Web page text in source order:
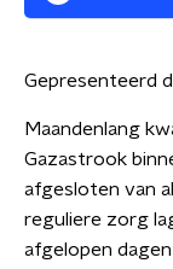
Gepresenteerd
Maandenlang
Gazastrook
afgesloten van
reguliere zorg
afgelopen